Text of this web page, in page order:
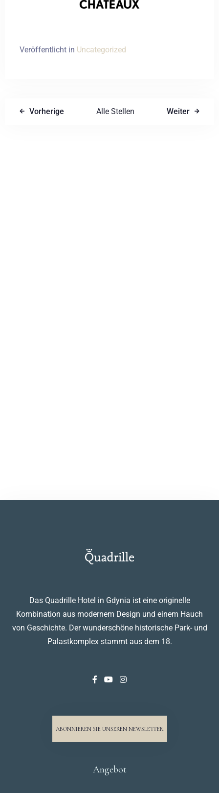
Veröffentlicht in Uncategorized
Vorherige Alle Stellen Weiter
Das Quadrille Hotel in Gdynia ist eine originelle
Kombination aus modernem Design und einem Hauch
von Geschichte. Der wunderschöne historische Park- und
Palastkomplex stammt aus dem 18.
ABONNIEREN SIE UNSEREN NEWSLETTER
Angebot